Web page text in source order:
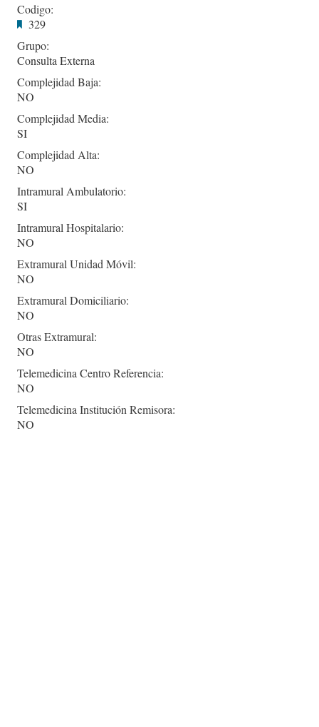
Codigo:
329
Grupo:
Consulta Externa
Complejidad Baja:
NO
Complejidad Media:
SI
Complejidad Alta:
NO
Intramural Ambulatorio:
SI
Intramural Hospitalario:
NO
Extramural Unidad Móvil:
NO
Extramural Domiciliario:
NO
Otras Extramural:
NO
Telemedicina Centro Referencia:
NO
Telemedicina Institución Remisora:
NO